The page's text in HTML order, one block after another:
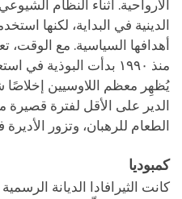
الأرواحية. أثناء النظام
الدينية في البداية، لكنها
أهدافها السياسية. مع
منذ ١٩٩٠ بدأت البوذية
يُظهِر معظم اللاوسيين إخلاصًا
الدير على الأقل لفترة
الطعام للرهبان، وتزور
كمبوديا
كانت الثيرافادا الديانة